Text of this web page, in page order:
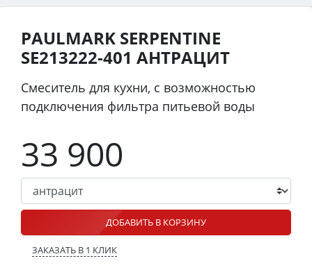
PAULMARK SERPENTINE
SE213222-401 АНТРАЦИТ
Смеситель для кухни, с возможностью
подключения фильтра питьевой воды
33 900
ДОБАВИТЬ В КОРЗИНУ
ЗАКАЗАТЬ В 1 КЛИК